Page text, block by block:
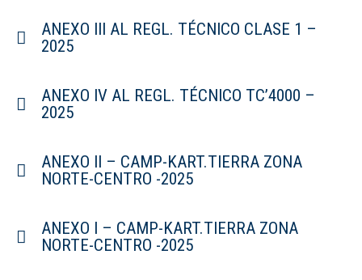
ANEXO III AL REGL. TÉCNICO CLASE 1 –
2025
ANEXO IV AL REGL. TÉCNICO TC’4000 –
2025
ANEXO II – CAMP-KART.TIERRA ZONA
NORTE-CENTRO -2025
ANEXO I – CAMP-KART.TIERRA ZONA
NORTE-CENTRO -2025